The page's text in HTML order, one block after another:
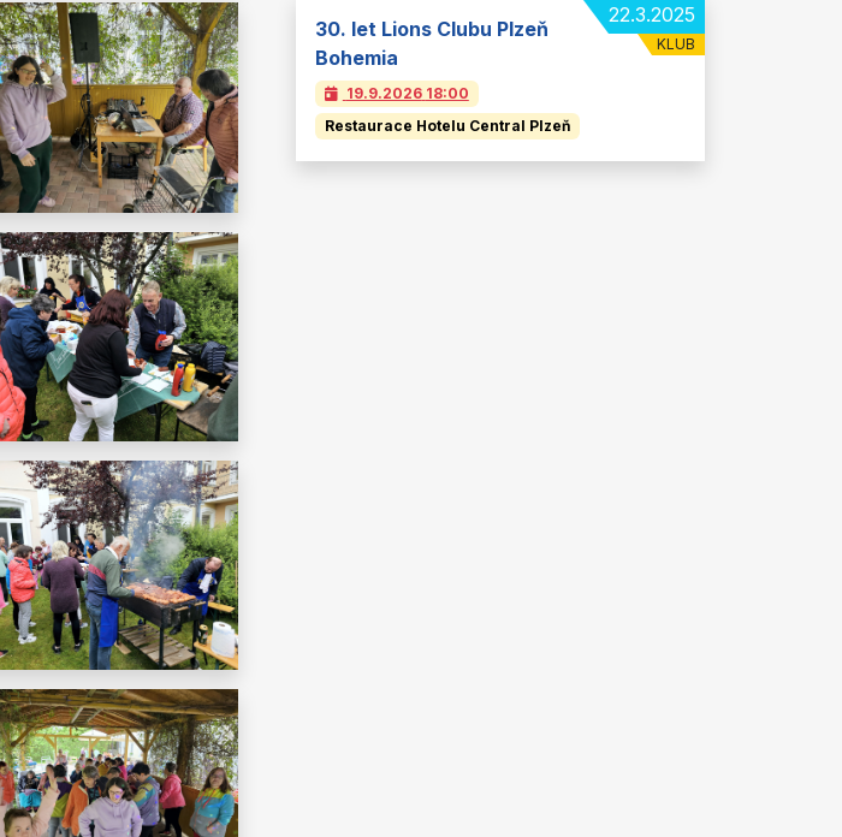
22.3.2025
KLUB
30. let Lions Clubu Plzeň
Bohemia
19.9.2026 18:00
Restaurace Hotelu Central Plzeň